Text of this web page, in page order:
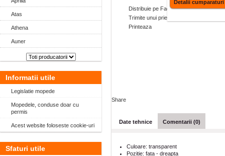
Detalii cumparaturi
Atas
Athena
Auner
Informatii utile
Legislatie mopede
Mopedele, conduse doar cu
permis
Acest website foloseste cookie-uri
Sfaturi utile
Distribuie pe Facebook
Trimite unui prieten
Printeaza
Share
Date tehnice Comentarii (0)
Culoare: transparent
Pozitie: fata - dreapta